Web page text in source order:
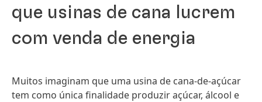
que usinas de cana lucrem
com venda de energia
Muitos imaginam que uma usina de cana-de-açúcar
tem como única finalidade produzir açúcar, álcool e